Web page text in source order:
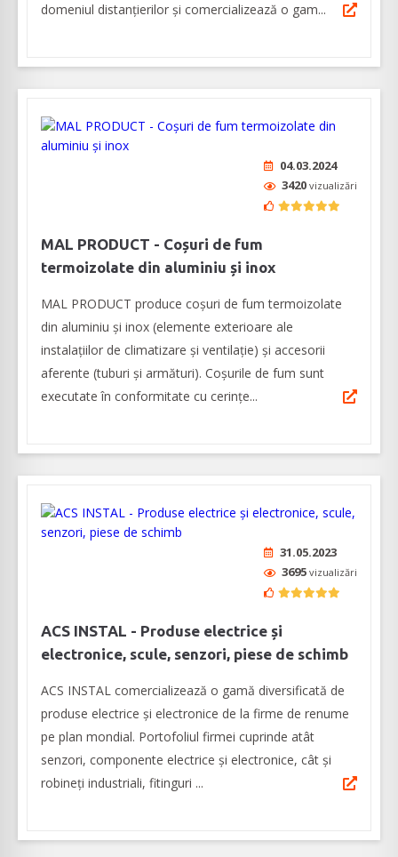
domeniul distanțierilor și comercializează o gam...
04.03.2024
3420 vizualizări
MAL PRODUCT - Coșuri de fum
termoizolate din aluminiu și inox
MAL PRODUCT produce coșuri de fum termoizolate
din aluminiu și inox (elemente exterioare ale
instalațiilor de climatizare și ventilație) și accesorii
aferente (tuburi și armături). Coșurile de fum sunt
executate în conformitate cu cerințe...
31.05.2023
3695 vizualizări
ACS INSTAL - Produse electrice și
electronice, scule, senzori, piese de schimb
ACS INSTAL comercializează o gamă diversificată de
produse electrice și electronice de la firme de renume
pe plan mondial. Portofoliul firmei cuprinde atât
senzori, componente electrice și electronice, cât și
robineți industriali, fitinguri ...